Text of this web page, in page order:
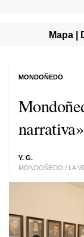
Mapa |
Y. G.
MONDOÑEDO / LA
MONDOÑEDO